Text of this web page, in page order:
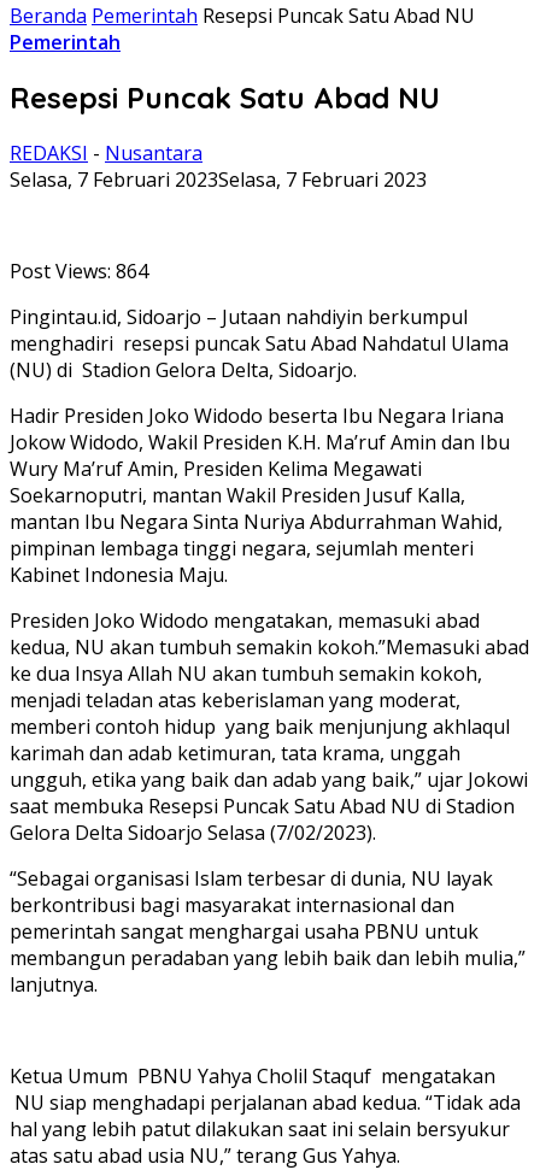
Beranda Pemerintah Resepsi Puncak Satu Abad NU
Pemerintah
Resepsi Puncak Satu Abad NU
REDAKSI - Nusantara
Selasa, 7 Februari 2023Selasa, 7 Februari 2023
Post Views: 864
Pingintau.id, Sidoarjo – Jutaan nahdiyin berkumpul
menghadiri resepsi puncak Satu Abad Nahdatul Ulama
(NU) di Stadion Gelora Delta, Sidoarjo.
Hadir Presiden Joko Widodo beserta Ibu Negara Iriana
Jokow Widodo, Wakil Presiden K.H. Ma’ruf Amin dan Ibu
Wury Ma’ruf Amin, Presiden Kelima Megawati
Soekarnoputri, mantan Wakil Presiden Jusuf Kalla,
mantan Ibu Negara Sinta Nuriya Abdurrahman Wahid,
pimpinan lembaga tinggi negara, sejumlah menteri
Kabinet Indonesia Maju.
Presiden Joko Widodo mengatakan, memasuki abad
kedua, NU akan tumbuh semakin kokoh.”Memasuki abad
ke dua Insya Allah NU akan tumbuh semakin kokoh,
menjadi teladan atas keberislaman yang moderat,
memberi contoh hidup yang baik menjunjung akhlaqul
karimah dan adab ketimuran, tata krama, unggah
ungguh, etika yang baik dan adab yang baik,” ujar Jokowi
saat membuka Resepsi Puncak Satu Abad NU di Stadion
Gelora Delta Sidoarjo Selasa (7/02/2023).
“Sebagai organisasi Islam terbesar di dunia, NU layak
berkontribusi bagi masyarakat internasional dan
pemerintah sangat menghargai usaha PBNU untuk
membangun peradaban yang lebih baik dan lebih mulia,”
lanjutnya.
Ketua Umum PBNU Yahya Cholil Staquf mengatakan
NU siap menghadapi perjalanan abad kedua. “Tidak ada
hal yang lebih patut dilakukan saat ini selain bersyukur
atas satu abad usia NU,” terang Gus Yahya.